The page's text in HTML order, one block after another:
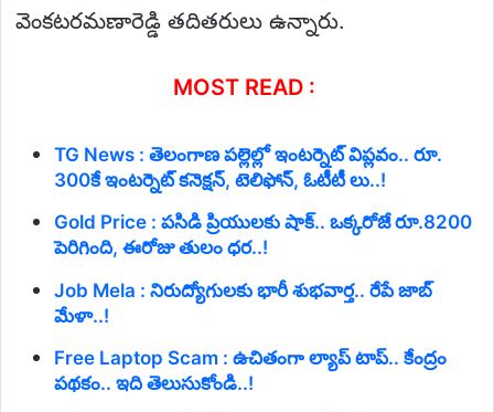
వెంకటరమణారెడ్డి తదితరులు ఉన్నారు.
MOST READ :
TG News : తెలంగాణ పల్లెల్లో ఇంటర్నెట్ విప్లవం.. రూ.
300కే ఇంటర్నెట్ కనెక్షన్, టెలిఫోన్, ఓటీటీ లు..!
Gold Price : పసిడి ప్రియులకు షాక్.. ఒక్కరోజే రూ.8200
పెరిగింది, ఈరోజు తులం ధర..!
Job Mela : నిరుద్యోగులకు భారీ శుభవార్త.. రేపే జాబ్
మేళా..!
Free Laptop Scam : ఉచితంగా ల్యాప్ టాప్.. కేంద్రం
పథకం.. ఇది తెలుసుకోండి..!